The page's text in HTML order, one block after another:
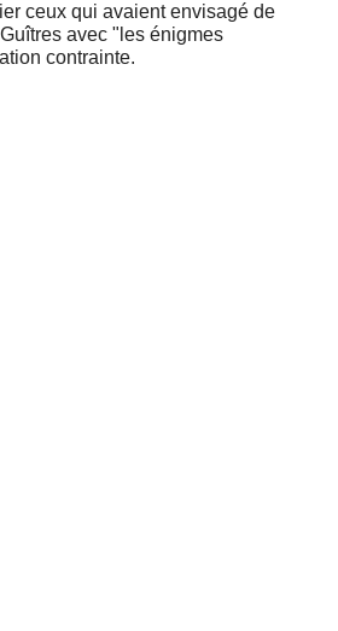
ceux qui avaient envisagé de
avec "les énigmes
contrainte.